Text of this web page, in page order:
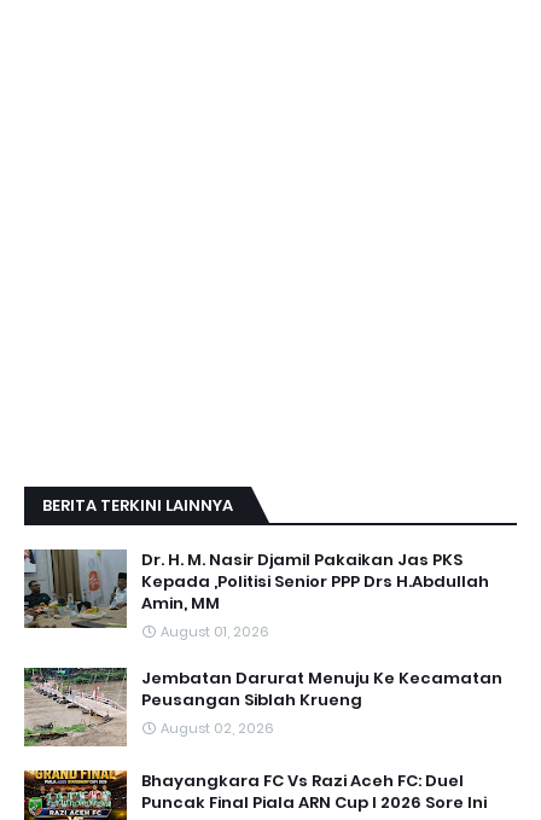
BERITA TERKINI LAINNYA
Dr. H. M. Nasir Djamil Pakaikan Jas PKS
Kepada ,Politisi Senior PPP Drs H.Abdullah
Amin, MM
August 01, 2026
Jembatan Darurat Menuju Ke Kecamatan
Peusangan Siblah Krueng
August 02, 2026
Bhayangkara FC Vs Razi Aceh FC: Duel
Puncak Final Piala ARN Cup I 2026 Sore Ini